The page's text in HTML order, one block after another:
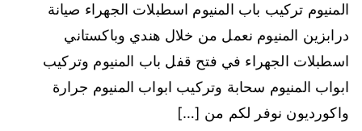
المنيوم تركيب باب المنيوم اسطبلات الجهراء صيانة
درابزين المنيوم نعمل من خلال هندي وباكستاني
اسطبلات الجهراء في فتح قفل باب المنيوم وتركيب
ابواب المنيوم سحابة وتركيب ابواب المنيوم جرارة
واكورديون نوفر لكم من […]